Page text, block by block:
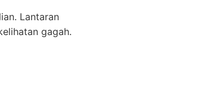
Lantaran
gagah.